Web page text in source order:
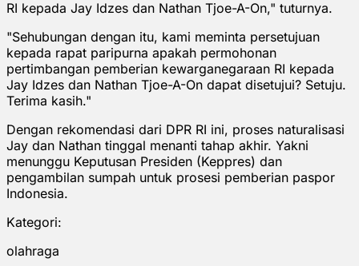
RI kepada Jay Idzes dan Nathan Tjoe-A-On," tuturnya.
"Sehubungan dengan itu, kami meminta persetujuan
kepada rapat paripurna apakah permohonan
pertimbangan pemberian kewarganegaraan RI kepada
Jay Idzes dan Nathan Tjoe-A-On dapat disetujui? Setuju.
Terima kasih."
Dengan rekomendasi dari DPR RI ini, proses naturalisasi
Jay dan Nathan tinggal menanti tahap akhir. Yakni
menunggu Keputusan Presiden (Keppres) dan
pengambilan sumpah untuk prosesi pemberian paspor
Indonesia.
Kategori:
olahraga